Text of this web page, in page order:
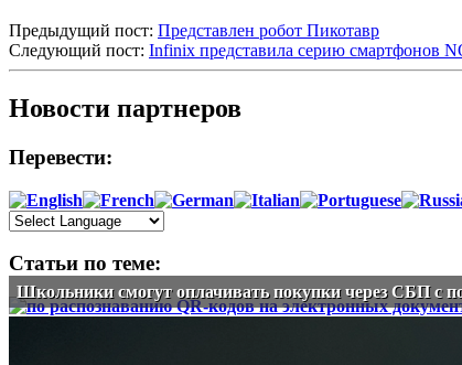
Предыдущий пост: Представлен робот Пикотавр
Следующий пост: Infinix представила серию смартфонов
Новости партнеров
Перевести:
Статьи по теме:
Школьники смогут оплачивать покупки через СБП